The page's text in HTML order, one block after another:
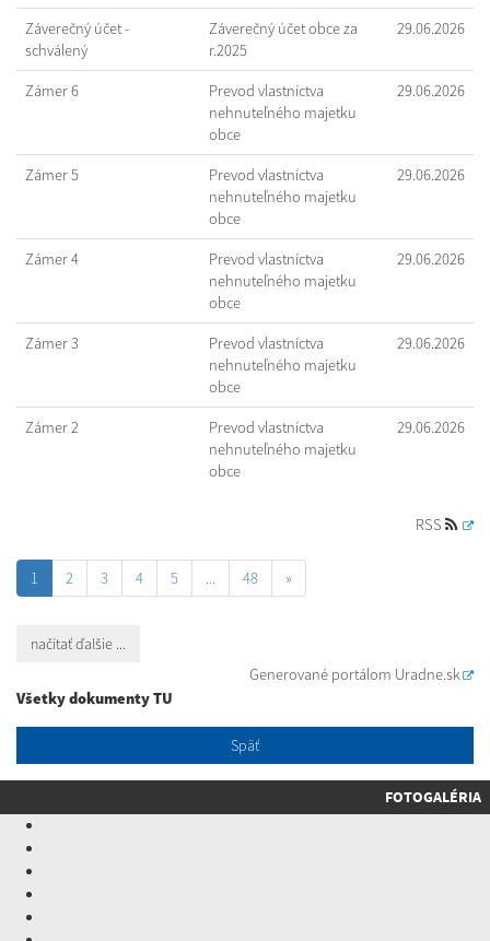
Záverečný účet -
schválený
Záverečný účet obce za
r.2025
29.06.2026
Zámer 6
Prevod vlastníctva
nehnuteľného majetku
obce
29.06.2026
Zámer 5
Prevod vlastníctva
nehnuteľného majetku
obce
29.06.2026
Zámer 4
Prevod vlastníctva
nehnuteľného majetku
obce
29.06.2026
Zámer 3
Prevod vlastníctva
nehnuteľného majetku
obce
29.06.2026
Zámer 2
Prevod vlastníctva
nehnuteľného majetku
obce
29.06.2026
RSS
1 2 3 4 5 ... 48 »
načítať ďalšie ...
Generované portálom Uradne.sk
Všetky dokumenty TU
Späť
FOTOGALÉRIA